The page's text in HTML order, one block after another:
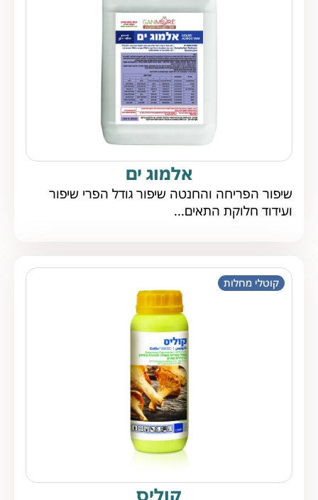
אלמוג ים
שיפור הפריחה והחנטה שיפור גודל הפרי שיפור
ועידוד חלוקת התאים...
קוטלי מחלות
קוליס